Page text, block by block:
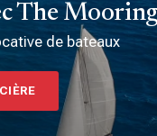
The
de bateaux